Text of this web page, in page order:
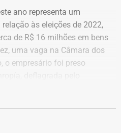
base de tudo. Quando um
abandonado ou
um teto, o que já é
e perspectiva de vida
para as crianças”,
Santa Alexandrina
ano representa um
às eleições de 2022,
de R$ 16 milhões em bens
uma vaga na Câmara dos
o empresário foi preso
Janeiro (MPRJ), que
na Prefeitura de